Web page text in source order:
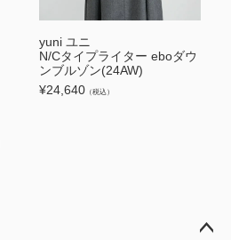
yuni ユニ
N/Cタイプライター eboダウ
ンブルゾン(24AW)
¥24,640 （税込）